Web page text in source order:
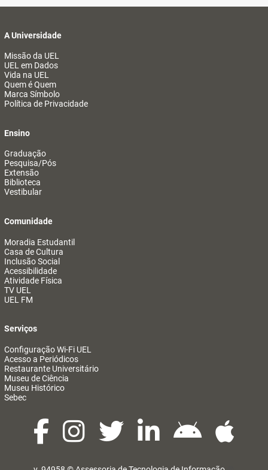
A Universidade
Missão da UEL
UEL em Dados
Vida na UEL
Quem é Quem
Marca Símbolo
Política de Privacidade
Ensino
Graduação
Pesquisa/Pós
Extensão
Biblioteca
Vestibular
Comunidade
Moradia Estudantil
Casa de Cultura
Inclusão Social
Acessibilidade
Atividade Física
TV UEL
UEL FM
Serviços
Configuração Wi-Fi UEL
Acesso a Periódicos
Restaurante Universitário
Museu de Ciência
Museu Histórico
Sebec